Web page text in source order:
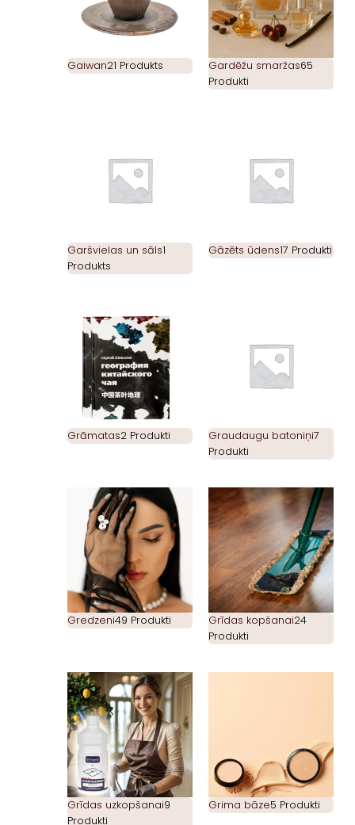
Gaiwan21 Produkts Gardēžu smaržas65
Produkti
Garšvielas un sāls1
Produkts
Gāzēts ūdens17 Produkti
Grāmatas2 Produkti Graudaugu batoniņi7
Produkti
Gredzeni49 Produkti Grīdas kopšanai24
Produkti
Grīdas uzkopšanai9
Produkti
Grima bāze5 Produkti